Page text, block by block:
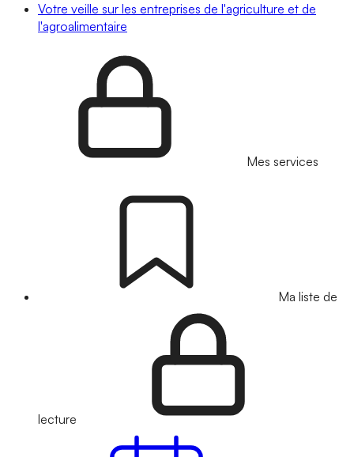
Votre veille sur les entreprises de l'agriculture et de
l'agroalimentaire
Mes services
Ma liste de
lecture